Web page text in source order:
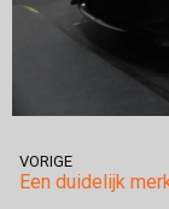
VORIGE